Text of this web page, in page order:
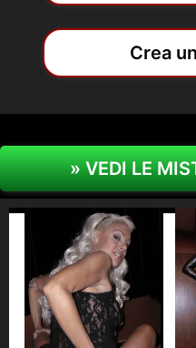
Crea
» VEDI LE